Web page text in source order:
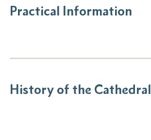
Practical Information
History of the Cathedral